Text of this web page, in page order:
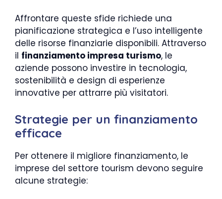
Affrontare queste sfide richiede una
pianificazione strategica e l’uso intelligente
delle risorse finanziarie disponibili. Attraverso
il finanziamento impresa turismo, le
aziende possono investire in tecnologia,
sostenibilità e design di esperienze
innovative per attrarre più visitatori.
Strategie per un finanziamento
efficace
Per ottenere il migliore finanziamento, le
imprese del settore tourism devono seguire
alcune strategie: